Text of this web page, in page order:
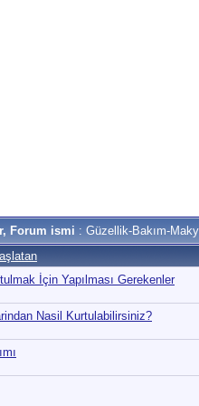
Forum ismi : Güzellik-Bakım-
İçin Yapılması Gerekenler
Nasil Kurtulabilirsiniz?